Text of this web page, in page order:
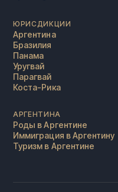
ЮРИСДИКЦИИ
Аргентина
Бразилия
Панама
Уругвай
Парагвай
Коста-Рика
АРГЕНТИНА
Роды в Аргентине
Иммиграция в Аргентину
Туризм в Аргентине